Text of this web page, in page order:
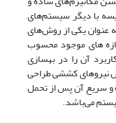
با دیگر سیستم‌های
عنوان یکی از روش‌های
های موجود محسوب
آن را در بهسازی
نیروهای کششی طراحی
سریع آن پس از تحمل
می‌باشد.